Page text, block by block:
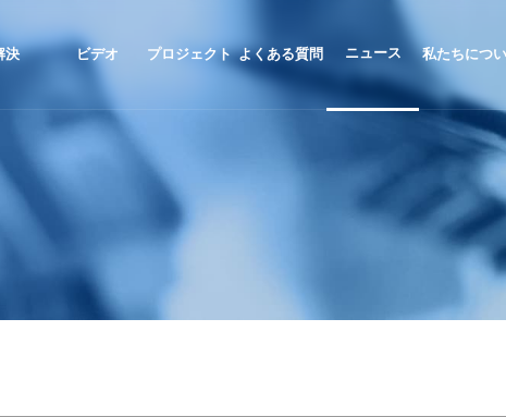
決 ビデオ プロジェクト よくある質問 ニュース 私たちについ
て